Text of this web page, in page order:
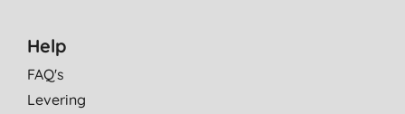
Help
FAQ's
Levering